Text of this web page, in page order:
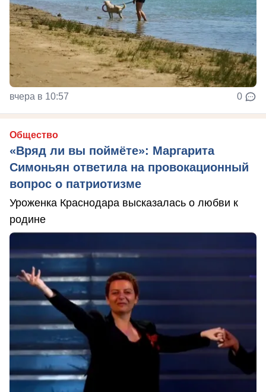
вчера в 10:57 0
Общество
«Вряд ли вы поймёте»: Маргарита
Симоньян ответила на провокационный
вопрос о патриотизме
Уроженка Краснодара высказалась о любви к
родине